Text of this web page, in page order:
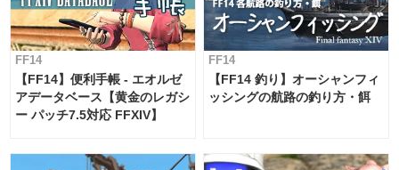
FF14
【FF14】便利手帳 - エオルゼ
アデータベース【黄金のレガシ
ー パッチ7.5対応 FFXIV】
FF14
【FF14 釣り】オーシャンフィ
ッシングの航路の釣り方・餌